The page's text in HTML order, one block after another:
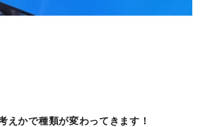
えかで種類が変わってきます！